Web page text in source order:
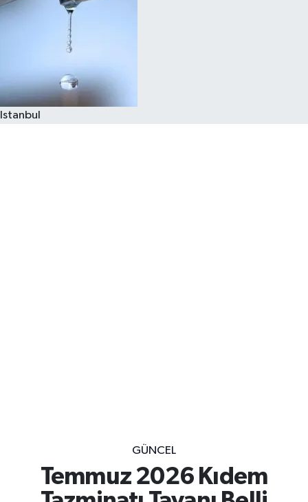
Istanbul
GÜNCEL
Temmuz 2026 Kıdem